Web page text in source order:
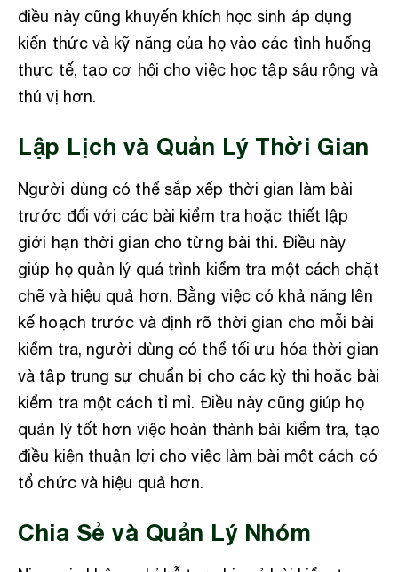
điều này cũng khuyến khích học sinh áp dụng
kiến thức và kỹ năng của họ vào các tình huống
thực tế, tạo cơ hội cho việc học tập sâu rộng và
thú vị hơn.
Lập Lịch và Quản Lý Thời Gian
Người dùng có thể sắp xếp thời gian làm bài
trước đối với các bài kiểm tra hoặc thiết lập
giới hạn thời gian cho từng bài thi. Điều này
giúp họ quản lý quá trình kiểm tra một cách chặt
chẽ và hiệu quả hơn. Bằng việc có khả năng lên
kế hoạch trước và định rõ thời gian cho mỗi bài
kiểm tra, người dùng có thể tối ưu hóa thời gian
và tập trung sự chuẩn bị cho các kỳ thi hoặc bài
kiểm tra một cách tỉ mỉ. Điều này cũng giúp họ
quản lý tốt hơn việc hoàn thành bài kiểm tra, tạo
điều kiện thuận lợi cho việc làm bài một cách có
tổ chức và hiệu quả hơn.
Chia Sẻ và Quản Lý Nhóm